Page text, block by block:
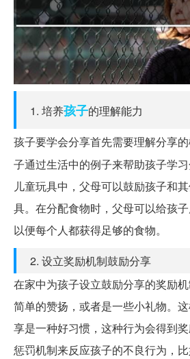
1. 培养孩子的理解能力
孩子要学会分享首先需要理解分享的
子通过生活中的例子来帮助孩子学
儿童玩具中，父母可以鼓励孩子和
具。在分配食物时，父母可以给孩
以便每个人都获得足够的食物。
2. 设立奖励机制鼓励分享
在家中为孩子设立鼓励分享的奖励
简单的赞扬，或者是一些小礼物。
享是一种好习惯，这种行为会得到
惩罚机制来反应孩子的不良行为，